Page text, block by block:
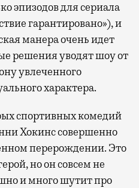
эпизодов для сериала
гарантировано»), и
манера очень идет
решения уводят шоу от
увлеченного
характера.
спортивных комедий
Хокинс совершенно
перерождении. Это
но он совсем не
и много шутит про